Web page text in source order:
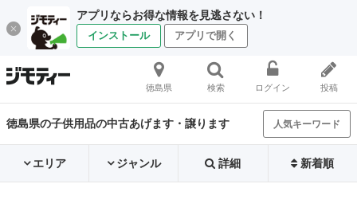
アプリならお得な情報を見逃さない！
インストール アプリで開く
徳島県 検索 ログイン 投稿
徳島県の子供用品の中古あげます・譲ります 人気キーワード
エリア ジャンル 詳細 新着順